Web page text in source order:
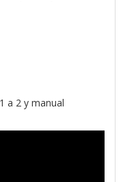
a 2 y manual